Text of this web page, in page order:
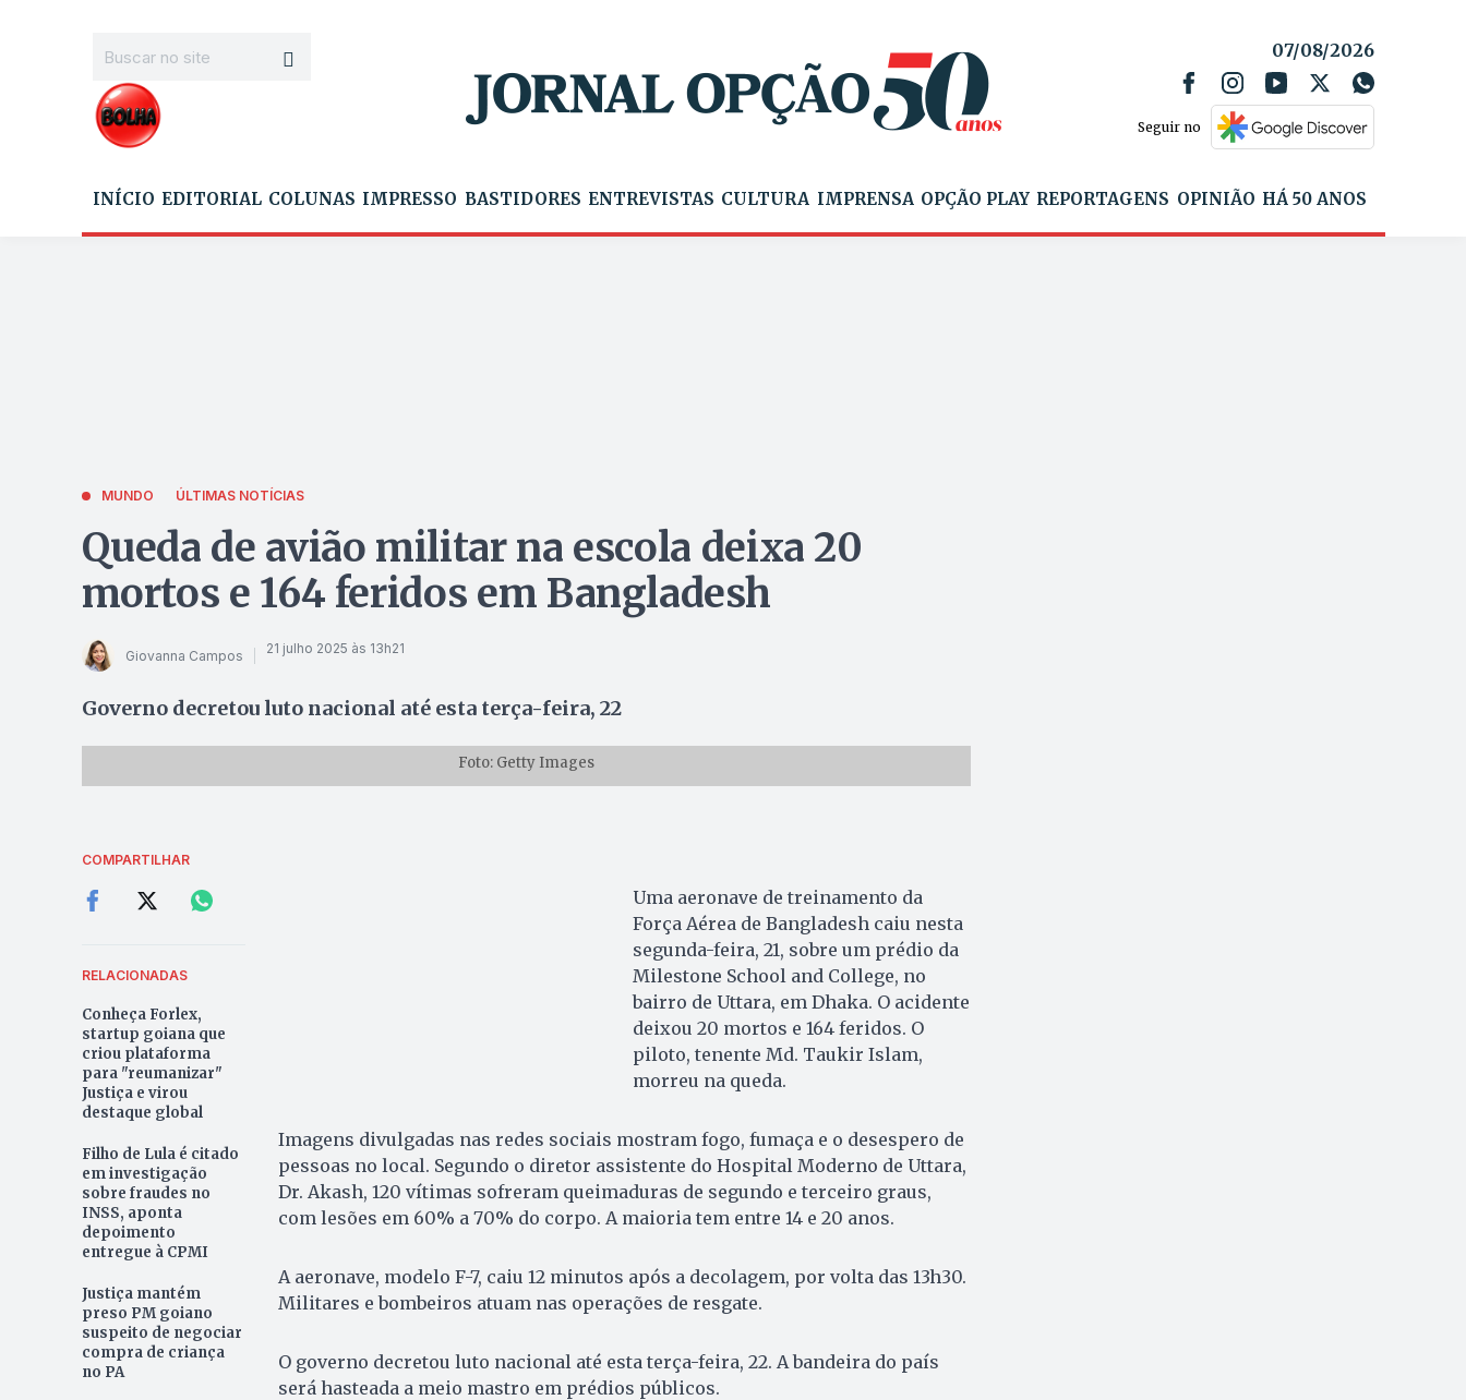
07/08/2026
Seguir no
INÍCIO EDITORIAL COLUNAS IMPRESSO BASTIDORES ENTREVISTAS CULTURA IMPRENSA OPÇÃO PLAY REPORTAGENS OPINIÃO HÁ 50 ANOS
MUNDO ÚLTIMAS NOTÍCIAS
Queda de avião militar na escola deixa 20
mortos e 164 feridos em Bangladesh
Giovanna Campos 21 julho 2025 às 13h21
Governo decretou luto nacional até esta terça-feira, 22
Foto: Getty Images
COMPARTILHAR
RELACIONADAS
Conheça Forlex,
startup goiana que
criou plataforma
para "reumanizar"
Justiça e virou
destaque global
Filho de Lula é citado
em investigação
sobre fraudes no
INSS, aponta
depoimento
entregue à CPMI
Justiça mantém
preso PM goiano
suspeito de negociar
compra de criança
no PA
Uma aeronave de treinamento da
Força Aérea de Bangladesh caiu nesta
segunda-feira, 21, sobre um prédio da
Milestone School and College, no
bairro de Uttara, em Dhaka. O acidente
deixou 20 mortos e 164 feridos. O
piloto, tenente Md. Taukir Islam,
morreu na queda.
Imagens divulgadas nas redes sociais mostram fogo, fumaça e o desespero de
pessoas no local. Segundo o diretor assistente do Hospital Moderno de Uttara,
Dr. Akash, 120 vítimas sofreram queimaduras de segundo e terceiro graus,
com lesões em 60% a 70% do corpo. A maioria tem entre 14 e 20 anos.
A aeronave, modelo F-7, caiu 12 minutos após a decolagem, por volta das 13h30.
Militares e bombeiros atuam nas operações de resgate.
O governo decretou luto nacional até esta terça-feira, 22. A bandeira do país
será hasteada a meio mastro em prédios públicos.